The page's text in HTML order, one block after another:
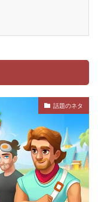
話題のネタ